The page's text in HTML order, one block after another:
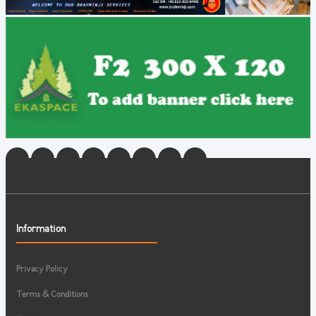
Information
Privacy Policy
Terms & Conditions